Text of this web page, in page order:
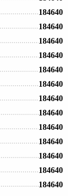
184640
184640
184640
184640
184640
184640
184640
184640
184640
184640
184640
184640
184640